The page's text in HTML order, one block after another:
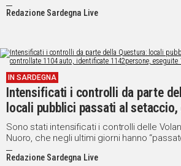
Redazione Sardegna Live
IN SARDEGNA
Intensificati i controlli da parte
locali pubblici passati al
auto, identificate 1142persone,
perquisizioni
Sono stati intensificati i controlli delle
Nuoro, che negli ultimi giorni hanno “passato al
pubblici, circoli privati e i principali luoghi di
nei giorni precedenti erano stati segnalati
Redazione Sardegna Live